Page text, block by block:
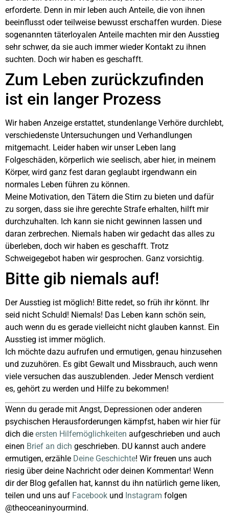
erforderte. Denn in mir leben auch Anteile, die von ihnen
beeinflusst oder teilweise bewusst erschaffen wurden. Diese
sogenannten täterloyalen Anteile machten mir den Ausstieg
sehr schwer, da sie auch immer wieder Kontakt zu ihnen
suchten. Doch wir haben es geschafft.
Zum Leben zurückzufinden
ist ein langer Prozess
Wir haben Anzeige erstattet, stundenlange Verhöre durchlebt,
verschiedenste Untersuchungen und Verhandlungen
mitgemacht. Leider haben wir unser Leben lang
Folgeschäden, körperlich wie seelisch, aber hier, in meinem
Körper, wird ganz fest daran geglaubt irgendwann ein
normales Leben führen zu können.
Meine Motivation, den Tätern die Stirn zu bieten und dafür
zu sorgen, dass sie ihre gerechte Strafe erhalten, hilft mir
durchzuhalten. Ich kann sie nicht gewinnen lassen und
daran zerbrechen. Niemals haben wir gedacht das alles zu
überleben, doch wir haben es geschafft. Trotz
Schweigegebot haben wir gesprochen. Ganz vorsichtig.
Bitte gib niemals auf!
Der Ausstieg ist möglich! Bitte redet, so früh ihr könnt. Ihr
seid nicht Schuld! Niemals! Das Leben kann schön sein,
auch wenn du es gerade vielleicht nicht glauben kannst. Ein
Ausstieg ist immer möglich.
Ich möchte dazu aufrufen und ermutigen, genau hinzusehen
und zuzuhören. Es gibt Gewalt und Missbrauch, auch wenn
viele versuchen das auszublenden. Jeder Mensch verdient
es, gehört zu werden und Hilfe zu bekommen!
Wenn du gerade mit Angst, Depressionen oder anderen
psychischen Herausforderungen kämpfst, haben wir hier für
dich die ersten Hilfemöglichkeiten aufgeschrieben und auch
einen Brief an dich geschrieben. DU kannst auch andere
ermutigen, erzähle Deine Geschichte! Wir freuen uns auch
riesig über deine Nachricht oder deinen Kommentar! Wenn
dir der Blog gefallen hat, kannst du ihn natürlich gerne liken,
teilen und uns auf Facebook und Instagram folgen
@theoceaninyourmind.